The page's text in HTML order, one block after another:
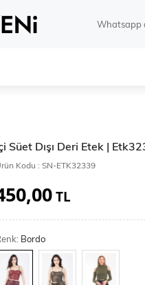
Whatsapp
Süet Dışı Deri Etek |
Kodu : SN-ETK32339
TL
Bordo